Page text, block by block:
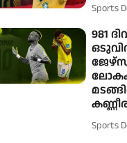
Sports
981
Sports